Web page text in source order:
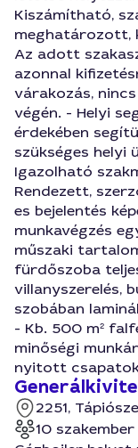
Kiszámítható,
meghatározott,
Az adott
azonnal
várakozás,
végén. - Helyi
érdekében
szükséges helyi
Igazolható
Rendezett,
es bejelentés
munkavégzés
műszaki
fürdőszoba
villanyszerelés,
szobában
- Kb. 500 m²
minőségi
nyitott
2251,
10